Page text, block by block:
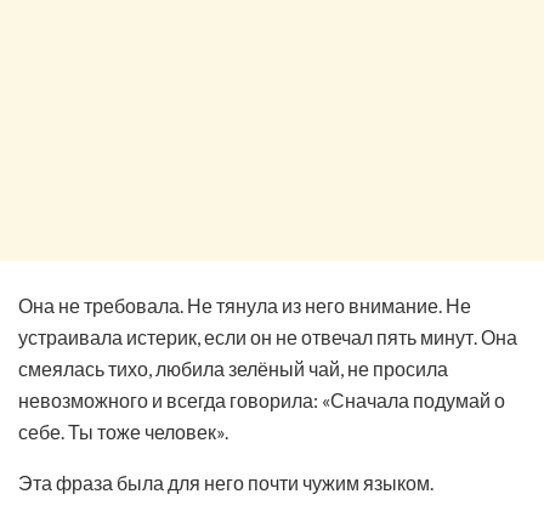
Она не требовала. Не тянула из него внимание. Не
устраивала истерик, если он не отвечал пять минут. Она
смеялась тихо, любила зелёный чай, не просила
невозможного и всегда говорила: «Сначала подумай о
себе. Ты тоже человек».
Эта фраза была для него почти чужим языком.